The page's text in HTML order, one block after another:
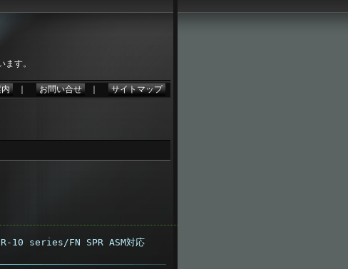
す。
お問い合せ サイトマップ
10 series/FN SPR ASM対応